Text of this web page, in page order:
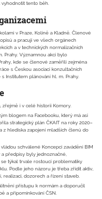
vyhodnotit tento běh.
v Praze, Kolíně a Kladně. Členové
a pracují ve všech orgánech
a v technických normalizačních
Prahy. Významnou akcí bylo
kde se členové zaměřili zejména
s Českou asociací konzultačních
Institutem plánování hl. m. Prahy.
zřejmě i v celé historii Komory.
blogem na Facebooku, který má asi
strategický plán ČKAIT na roky 2020–
z hlediska zapojení mladších členů do
schválené Koncepci zavádění BIM
předpisy byly jednoznačné,
týkal trvale rostoucí problematiky
Podle jeho názoru je třeba zřídit aktiv,
dozorech a řízení staveb.
přístupu k normám a doporučil
a připomínkování ČSN.